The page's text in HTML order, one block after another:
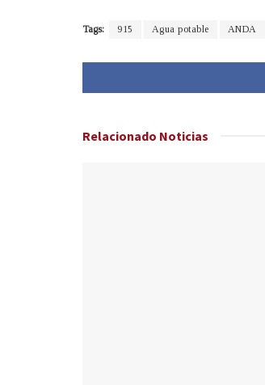
Tags: 915 Agua potable ANDA
Relacionado Noticias